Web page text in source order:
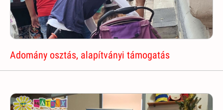
Adomány osztás, alapítványi támogatás